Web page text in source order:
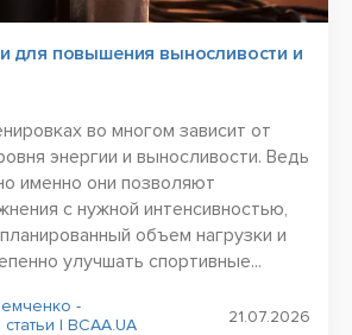
для повышения выносливости и
во многом зависит от
энергии и выносливости. Ведь
именно они позволяют
с нужной интенсивностью,
объем нагрузки и
улучшать спортивные...
-
| BCAA.UA
21.07.2026